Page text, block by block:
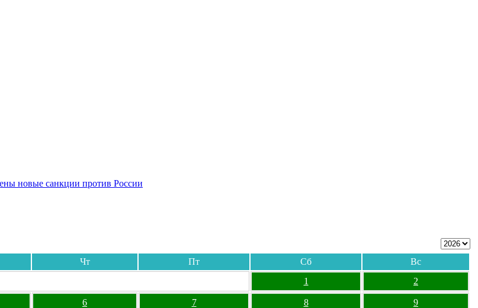
новые санкции против России
Чт Пт Сб
Вс
1
2
6 7 8 9